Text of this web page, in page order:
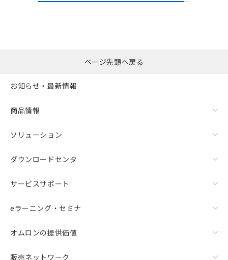
ページ先頭へ戻る
お知らせ・最新情報
商品情報
ソリューション
ダウンロードセンタ
サービスサポート
eラーニング・セミナ
オムロンの提供価値
販売ネットワーク